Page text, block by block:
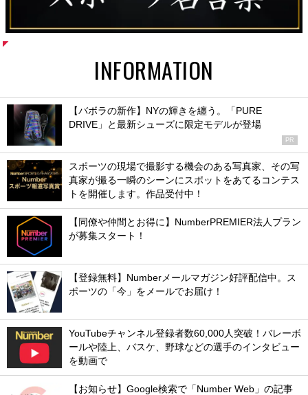
INFORMATION
【バボラの新作】NYの輝きを纏う。「PURE
DRIVE」と最新シューズに限定モデルが登場
PR
スポーツの現場で撮影する機会のある写真家、その写
真家が撮る一瞬のシーンにスポットをあてるコンテス
トを開催します。作品受付中！
【同僚や仲間とお得に】NumberPREMIER法人プラン
が募集スタート！
【登録無料】Numberメールマガジン好評配信中。ス
ポーツの「今」をメールでお届け！
YouTubeチャンネル登録者数60,000人突破！バレーボ
ールや陸上、バスケ、野球などの選手のインタビュー
を動画で
【お知らせ】Google検索で「Number Web」の記事